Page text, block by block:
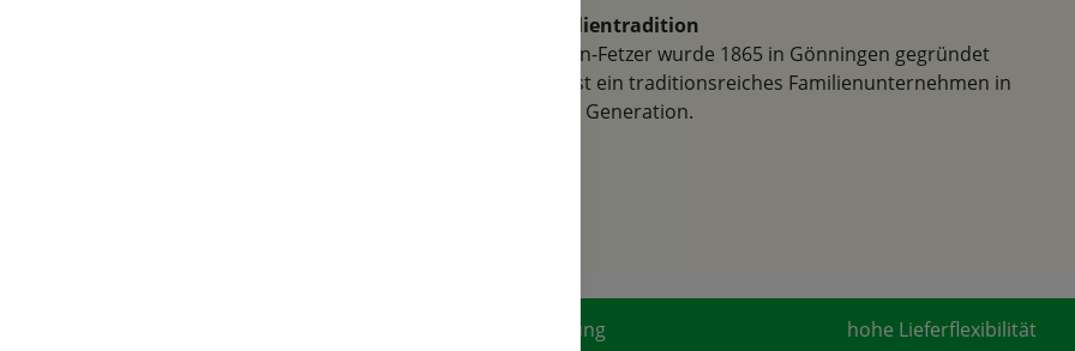
Familientradition
Samen-Fetzer wurde 1865 in Gönningen gegründet
und ist ein traditionsreiches Familienunternehmen in
der 6. Generation.
Service langjährige Branchenerfahrung hohe Lieferflexibilität